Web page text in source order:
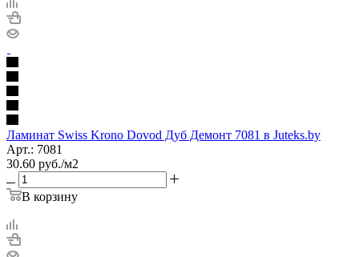
Ламинат Swiss Krono Dovod Дуб Демонт 7081 в Juteks.by
Арт.: 7081
30.60 руб./м2
В корзину